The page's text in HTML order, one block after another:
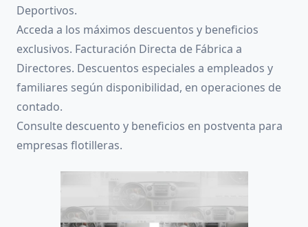
Deportivos.
Acceda a los máximos descuentos y beneficios
exclusivos. Facturación Directa de Fábrica a
Directores. Descuentos especiales a empleados y
familiares según disponibilidad, en operaciones de
contado.
Consulte descuento y beneficios en postventa para
empresas flotilleras.